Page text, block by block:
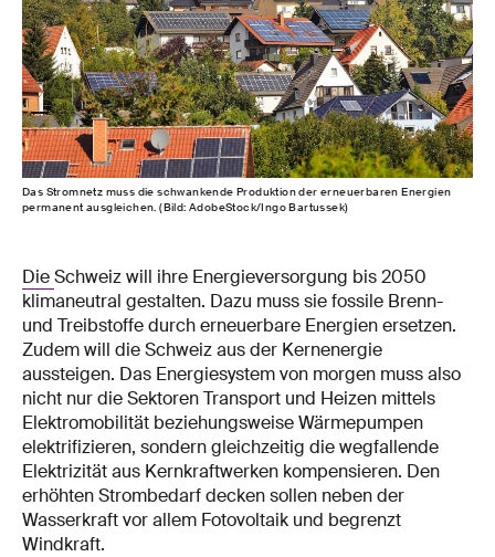
Das Stromnetz muss die schwankende Produktion der erneuerbaren Energien
permanent ausgleichen. (Bild: AdobeStock/Ingo Bartussek)
DieSchweiz will ihre Energieversorgung bis 2050
klimaneutral gestalten. Dazu muss sie fossile Brenn-
und Treibstoffe durch erneuerbare Energien ersetzen.
Zudem will die Schweiz aus der Kernenergie
aussteigen. Das Energiesystem von morgen muss also
nicht nur die Sektoren Transport und Heizen mittels
Elektromobilität beziehungsweise Wärmepumpen
elektrifizieren, sondern gleichzeitig die wegfallende
Elektrizität aus Kernkraftwerken kompensieren. Den
erhöhten Strombedarf decken sollen neben der
Wasserkraft vor allem Fotovoltaik und begrenzt
Windkraft.